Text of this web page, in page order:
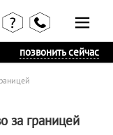
позвонить сейчас
за границей